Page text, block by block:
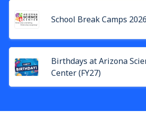
School Break Camps
Birthdays at Arizona
Center (FY27)